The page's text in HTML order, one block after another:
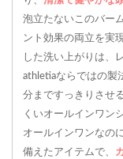
泡立たないこのバー
ント効果の両立を実
した洗い上がりは、
athletiaならではの製
分まですっきりさせ
くいオールインワン
オールインワンなの
備えたアイテムで、